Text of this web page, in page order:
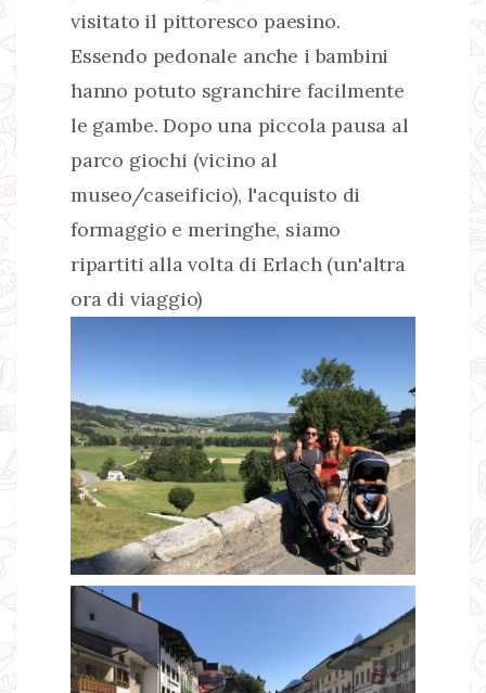
visitato il pittoresco paesino.
Essendo pedonale anche i bambini
hanno potuto sgranchire facilmente
le gambe. Dopo una piccola pausa al
parco giochi (vicino al
museo/caseificio), l'acquisto di
formaggio e meringhe, siamo
ripartiti alla volta di Erlach (un'altra
ora di viaggio)